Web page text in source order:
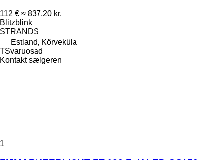
112 € ≈ 837,20 kr.
Blitzblink
STRANDS
Estland, Kõrveküla
TSvaruosad
Kontakt sælgeren
1